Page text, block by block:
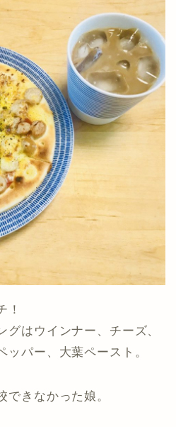
！
グはウインナー、チーズ、
ッパー、大葉ペースト。
できなかった娘。